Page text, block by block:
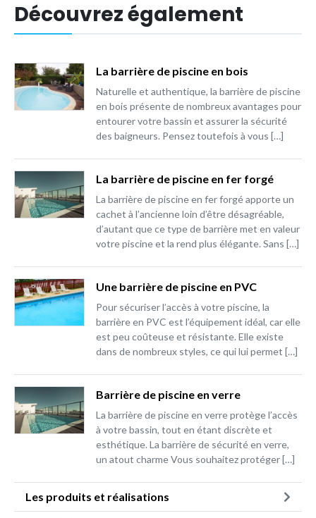
Découvrez également
La barrière de piscine en bois
Naturelle et authentique, la barrière de piscine
en bois présente de nombreux avantages pour
entourer votre bassin et assurer la sécurité
des baigneurs. Pensez toutefois à vous […]
La barrière de piscine en fer forgé
La barrière de piscine en fer forgé apporte un
cachet à l’ancienne loin d’être désagréable,
d’autant que ce type de barrière met en valeur
votre piscine et la rend plus élégante. Sans […]
Une barrière de piscine en PVC
Pour sécuriser l’accès à votre piscine, la
barrière en PVC est l’équipement idéal, car elle
est peu coûteuse et résistante. Elle existe
dans de nombreux styles, ce qui lui permet […]
Barrière de piscine en verre
La barrière de piscine en verre protège l’accès
à votre bassin, tout en étant discrète et
esthétique. La barrière de sécurité en verre,
un atout charme Vous souhaitez protéger […]
Les produits et réalisations